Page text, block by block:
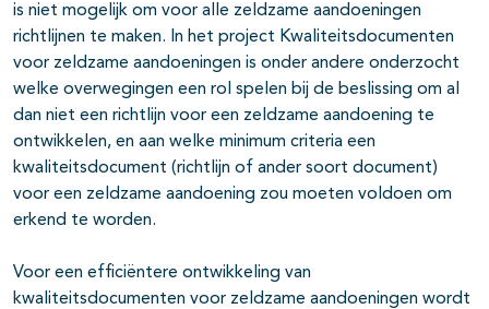
is niet mogelijk om voor alle zeldzame aandoeningen
richtlijnen te maken. In het project Kwaliteitsdocumenten
voor zeldzame aandoeningen is onder andere onderzocht
welke overwegingen een rol spelen bij de beslissing om al
dan niet een richtlijn voor een zeldzame aandoening te
ontwikkelen, en aan welke minimum criteria een
kwaliteitsdocument (richtlijn of ander soort document)
voor een zeldzame aandoening zou moeten voldoen om
erkend te worden.
Voor een efficiëntere ontwikkeling van
kwaliteitsdocumenten voor zeldzame aandoeningen wordt